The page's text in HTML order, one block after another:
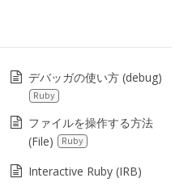
デバッガの使い方 (debug)
Ruby
ファイルを操作する方法
(File)
Ruby
Interactive Ruby (IRB)